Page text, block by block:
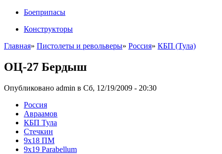
Боеприпасы
Конструкторы
Главная» Пистолеты и револьверы» Россия» КБП (Тула)
ОЦ-27 Бердыш
Опубликовано admin в Сб, 12/19/2009 - 20:30
Росcия
Авраамов
КБП Тула
Стечкин
9x18 ПМ
9x19 Parabellum